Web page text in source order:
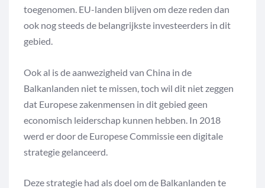
toegenomen. EU-landen blijven om deze reden dan
ook nog steeds de belangrijkste investeerders in dit
gebied.
Ook al is de aanwezigheid van China in de
Balkanlanden niet te missen, toch wil dit niet zeggen
dat Europese zakenmensen in dit gebied geen
economisch leiderschap kunnen hebben. In 2018
werd er door de Europese Commissie een digitale
strategie gelanceerd.
Deze strategie had als doel om de Balkanlanden te